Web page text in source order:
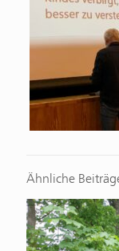
Ähnliche